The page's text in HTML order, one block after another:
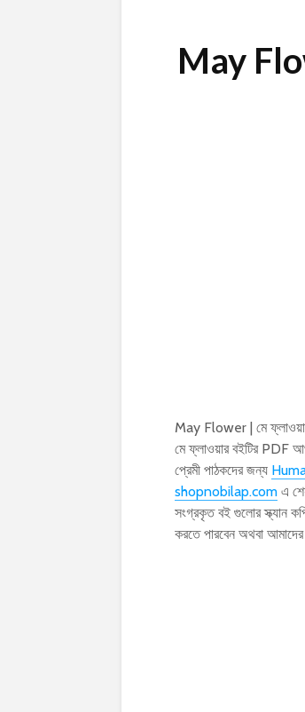
May
May Flower | মে
মে ফ্লাওয়ার বইটির PDF
প্রেমী পাঠকদের জন্য
shopnobilap.com এ
সংগ্রকৃত বই গুলোর স্ক্যান
করতে পারবেন অথবা